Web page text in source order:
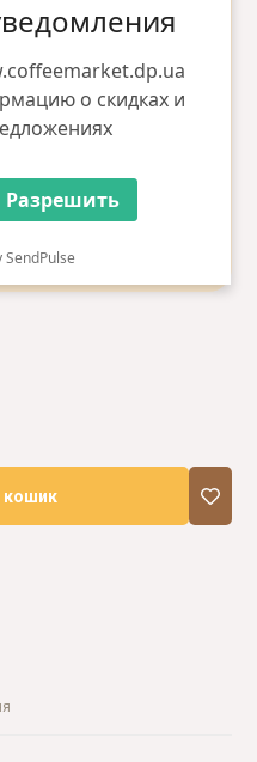
о скидках и
Разрешить
SendPulse
кошик